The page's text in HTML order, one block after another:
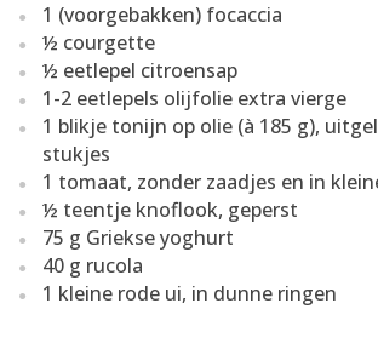
1 (voorgebakken) focaccia
½ courgette
½ eetlepel citroensap
1-2 eetlepels olijfolie extra vierge
1 blikje tonijn op olie (à 185 g),
stukjes
1 tomaat, zonder zaadjes en in
½ teentje knoflook, geperst
75 g Griekse yoghurt
40 g rucola
1 kleine rode ui, in dunne ringen